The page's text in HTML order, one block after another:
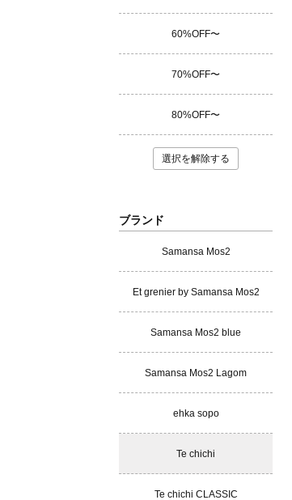
60%OFF〜
70%OFF〜
80%OFF〜
選択を解除する
ブランド
Samansa Mos2
Et grenier by Samansa Mos2
Samansa Mos2 blue
Samansa Mos2 Lagom
ehka sopo
Te chichi
Te chichi CLASSIC